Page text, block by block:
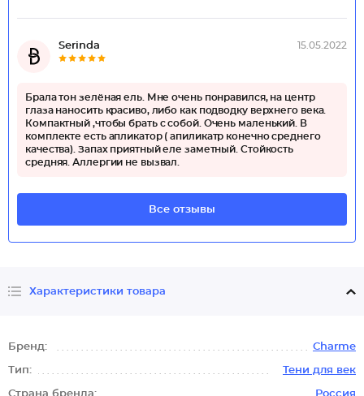
Serinda 15.05.2022
Брала тон зелёная ель. Мне очень понравился, на центр
глаза наносить красиво, либо как подводку верхнего века.
Компактный ,чтобы брать с собой. Очень маленький. В
комплекте есть апликатор ( апиликатр конечно среднего
качества). Запах приятный еле заметный. Стойкость
средняя. Аллергии не вызвал.
Все отзывы
Характеристики товара
Бренд: Charme
Тип: Тени для век